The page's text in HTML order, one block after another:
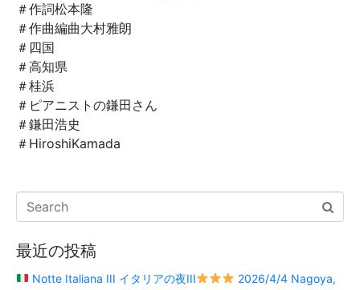
＃作詞松本隆
＃作曲編曲大村雅朗
＃四国
＃高知県
＃桂浜
＃ピアニストの鎌田さん
＃鎌田浩史
＃ HiroshiKamada
最近の投稿
Notte Italiana III イタリアの夜III
2026/4/4 Nagoya,